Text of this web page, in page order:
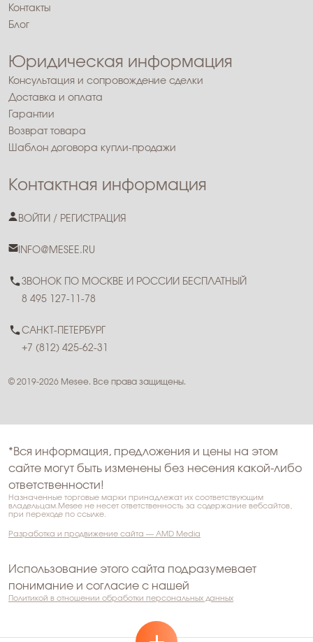
Контакты
Блог
Юридическая информация
Консультация и сопровождение сделки
Доставка и оплата
Гарантии
Возврат товара
Шаблон договора купли-продажи
Контактная информация
ВОЙТИ / РЕГИСТРАЦИЯ
INFO@MESEE.RU
ЗВОНОК ПО МОСКВЕ И РОССИИ БЕСПЛАТНЫЙ
8 495 127-11-78
САНКТ-ПЕТЕРБУРГ
+7 (812) 425-62-31
© 2019-2026 Mesee. Все права защищены.
*Вся информация, предложения и цены на этом
сайте могут быть изменены без несения какой-либо
ответственности!
Назначенные торговые марки принадлежат их соответствующим
владельцам.Mesee не несет ответственность за содержание вебсайтов,
при переходе по ссылке.
Разработка и продвижение сайта — AMD Media
Использование этого сайта подразумевает
понимание и согласие с нашей
Политикой в отношении обработки персональных данных